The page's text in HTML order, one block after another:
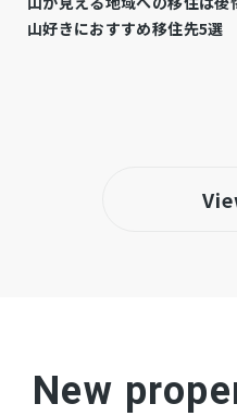
ＲＣ造中古一
土地２５０．
積）４９８．
・業務スーパ
山好きにおすすめ移住先5選
New